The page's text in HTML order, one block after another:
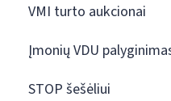
VMI turto aukcionai
Įmonių VDU
STOP šešėliui